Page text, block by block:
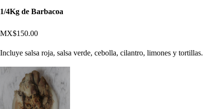
1/4Kg de Barbacoa
MX$150.00
Incluye salsa roja, salsa verde, cebolla, cilantro, limones y tortillas.